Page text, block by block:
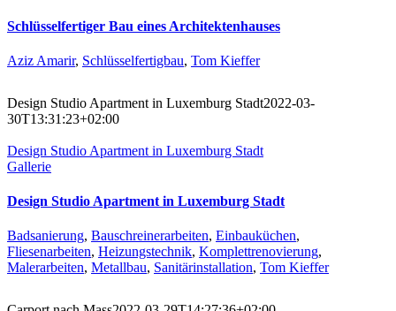
Schlüsselfertiger Bau eines Architektenhauses
Aziz Amarir, Schlüsselfertigbau, Tom Kieffer
Design Studio Apartment in Luxemburg Stadt2022-03-
30T13:31:23+02:00
Design Studio Apartment in Luxemburg Stadt
Gallerie
Design Studio Apartment in Luxemburg Stadt
Badsanierung, Bauschreinerarbeiten, Einbauküchen,
Fliesenarbeiten, Heizungstechnik, Komplettrenovierung,
Malerarbeiten, Metallbau, Sanitärinstallation, Tom Kieffer